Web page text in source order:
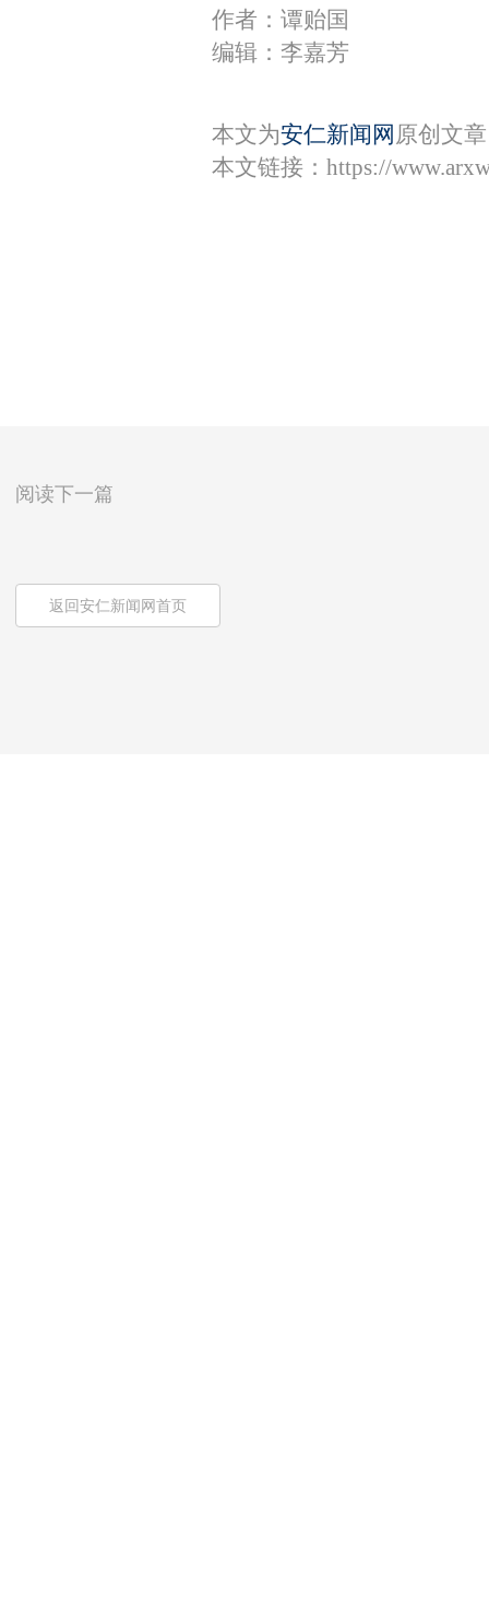
作者：谭贻国
编辑：李嘉芳
本文为安仁新闻网 原创文
本文链接： https://
阅读下一篇
返回安仁新闻网首页